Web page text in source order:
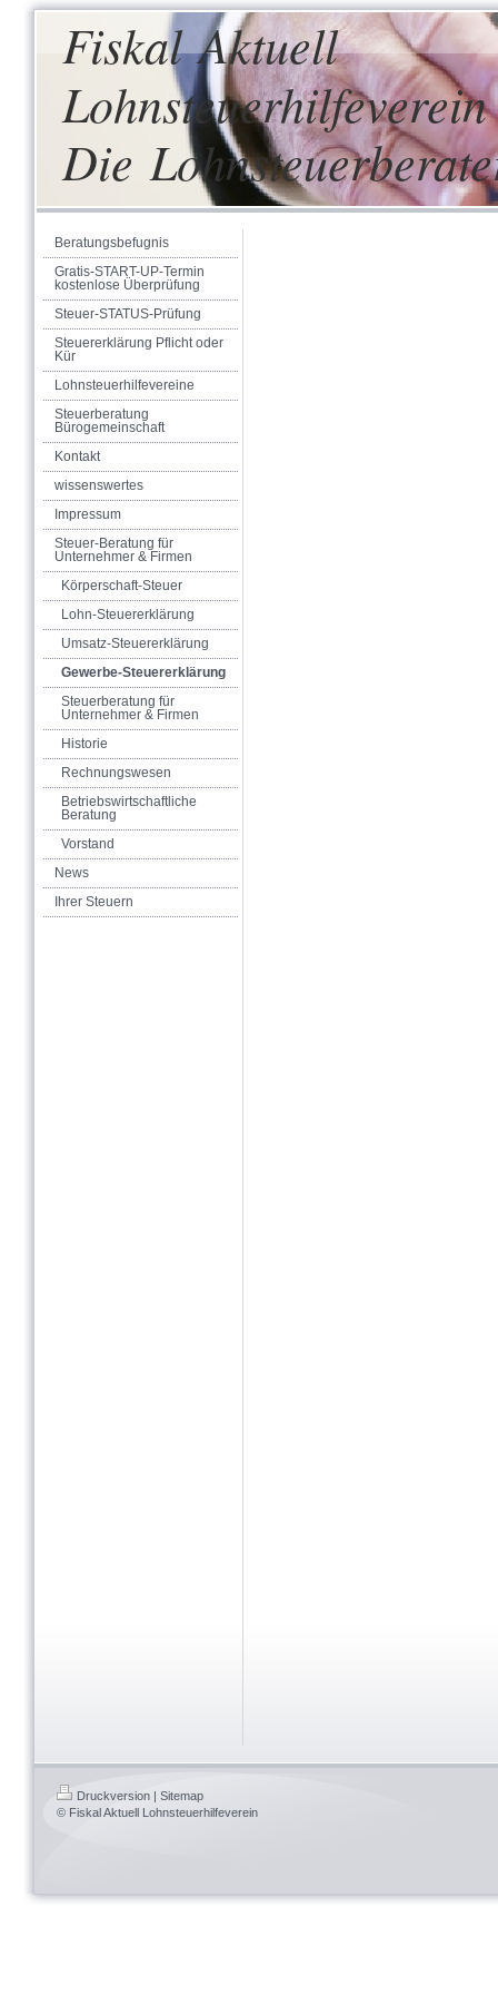
Fiskal Aktuell
Die
Beratungsbefugnis
Gratis-START-UP-Termin
kostenlose Überprüfung
Steuer-STATUS-Prüfung
Steuererklärung Pflicht oder
Kür
Lohnsteuerhilfevereine
Steuerberatung
Bürogemeinschaft
Kontakt
wissenswertes
Impressum
Steuer-Beratung für
Unternehmer & Firmen
Körperschaft-Steuer
Lohn-Steuererklärung
Umsatz-Steuererklärung
Gewerbe-Steuererklärung
Steuerberatung für
Unternehmer & Firmen
Historie
Rechnungswesen
Betriebswirtschaftliche
Beratung
Vorstand
News
Ihrer Steuern
Druckversion | Sitemap
© Fiskal Aktuell Lohnsteuerhilfeverein